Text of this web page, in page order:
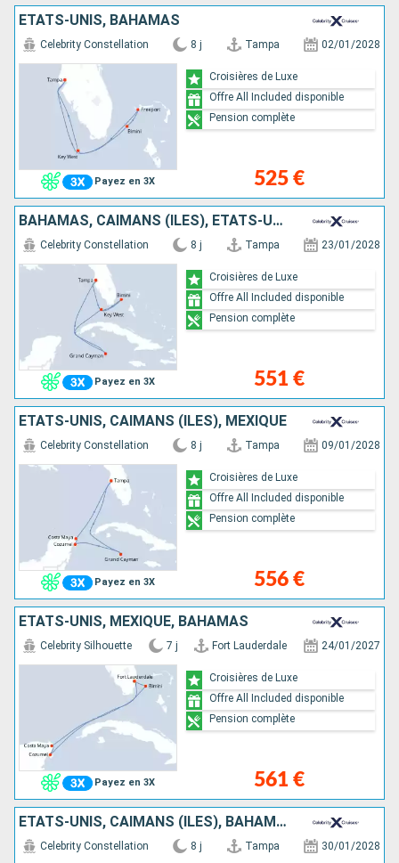
ÉTATS-UNIS, BAHAMAS
Payez en 3X
Celebrity Constellation 8 j Tampa 02/01/2028
525 €
Croisières de Luxe
Offre All Included disponible
Pension complète
BAHAMAS, CAÏMANS (ÎLES), ÉTATS-UNIS
Payez en 3X
Celebrity Constellation 8 j Tampa 23/01/2028
551 €
Croisières de Luxe
Offre All Included disponible
Pension complète
ÉTATS-UNIS, CAÏMANS (ÎLES), MEXIQUE
Payez en 3X
Celebrity Constellation 8 j Tampa 09/01/2028
556 €
Croisières de Luxe
Offre All Included disponible
Pension complète
ÉTATS-UNIS, MEXIQUE, BAHAMAS
Payez en 3X
Celebrity Silhouette 7 j Fort Lauderdale 24/01/2027
561 €
Croisières de Luxe
Offre All Included disponible
Pension complète
ÉTATS-UNIS, CAÏMANS (ÎLES), BAHAMAS
Celebrity Constellation 8 j Tampa 30/01/2028